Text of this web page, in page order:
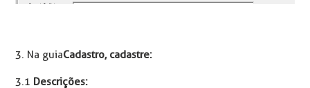
3. Na guiaCadastro, cadastre:
3.1 Descrições: